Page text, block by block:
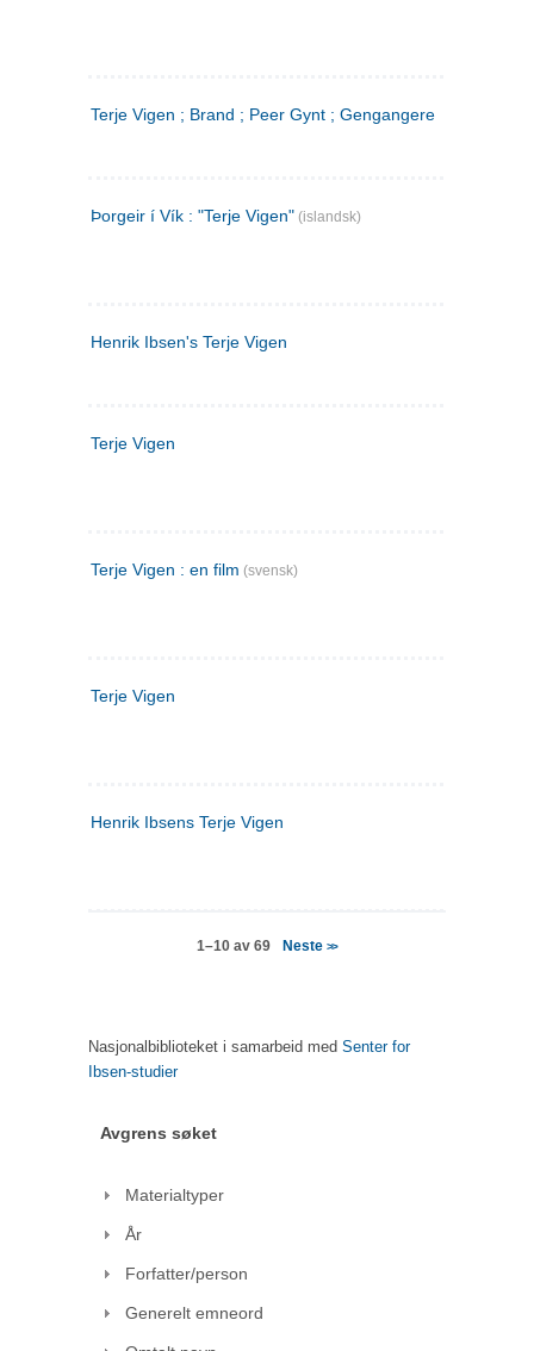
Terje Vigen ; Brand ; Peer Gynt ; Gengangere
Þorgeir í Vík : "Terje Vigen" (islandsk)
Henrik Ibsen's Terje Vigen
Terje Vigen
Terje Vigen : en film (svensk)
Terje Vigen
Henrik Ibsens Terje Vigen
1–10 av 69 Neste>>
Nasjonalbiblioteket i samarbeid med Senter for
Ibsen-studier
Avgrens søket
Materialtyper
År
Forfatter/person
Generelt emneord